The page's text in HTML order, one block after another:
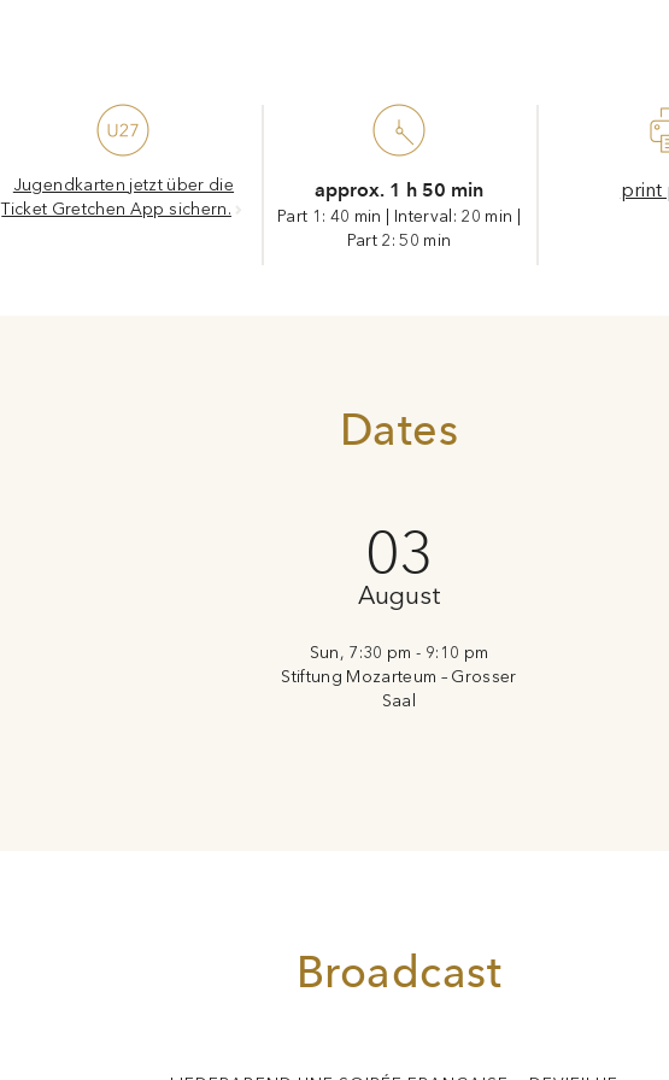
Jugendkarten jetzt über die
Ticket Gretchen App sichern.
approx. 1 h 50 min
Part 1: 40 min Interval: 20 min
Part 2: 50 min
print
Dates
03
August
Sun, 7:30 pm - 9:10 pm
Stiftung Mozarteum – Grosser
Saal
Broadcast